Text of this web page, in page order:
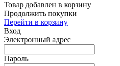
Товар добавлен в корзину
Продолжить покупки
Перейти в корзину
Вход
Электронный адрес
Пароль